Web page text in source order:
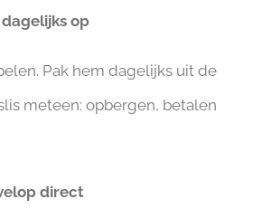
op
Pak hem dagelijks uit de
meteen: opbergen, betalen
direct